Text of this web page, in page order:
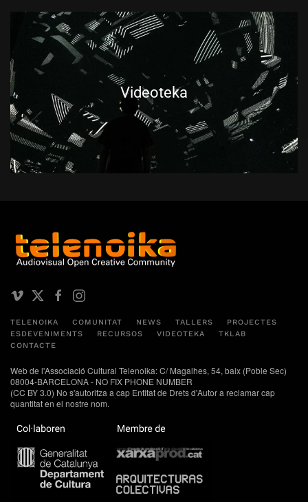
Videoteka
TELENOIKA COMUNITAT NEWS TALLERS
PROJECTES
ESDEVENIMENTS
RECURSOS VIDEOTEKA
TKLAB
CONTACTE
Web de l'Associació Cultural Telenoika: C/ Magalhes, 54, baix (Poble Sec)
08004-BARCELONA - NO FIX PHONE NUMBER
(CC BY 3.0) No s'autoritza a cap Entitat de Drets d'Autor a reclamar cap
quantitat en el nostre nom.